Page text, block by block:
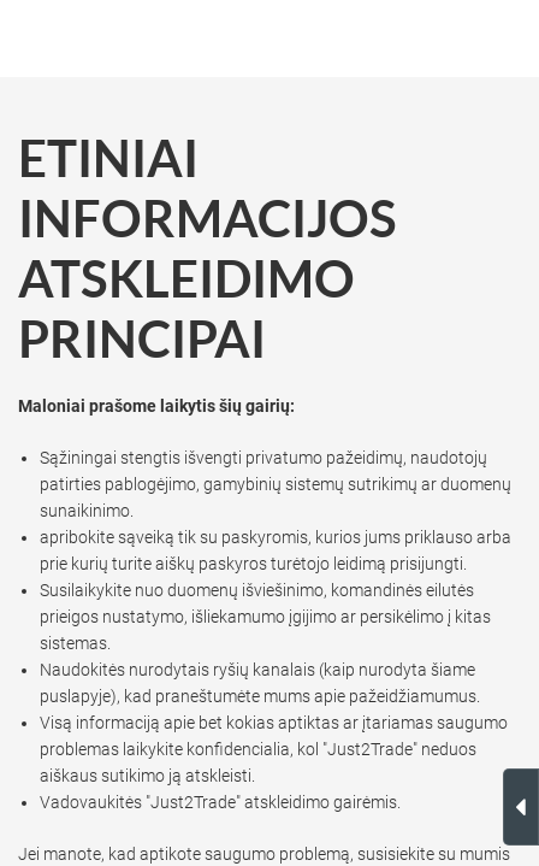
ETINIAI
INFORMACIJOS
ATSKLEIDIMO
PRINCIPAI
Maloniai prašome laikytis šių gairių:
Sąžiningai stengtis išvengti privatumo pažeidimų, naudotojų
patirties pablogėjimo, gamybinių sistemų sutrikimų ar duomenų
sunaikinimo.
apribokite sąveiką tik su paskyromis, kurios jums priklauso arba
prie kurių turite aiškų paskyros turėtojo leidimą prisijungti.
Susilaikykite nuo duomenų išviešinimo, komandinės eilutės
prieigos nustatymo, išliekamumo įgijimo ar persikėlimo į kitas
sistemas.
Naudokitės nurodytais ryšių kanalais (kaip nurodyta šiame
puslapyje), kad praneštumėte mums apie pažeidžiamumus.
Visą informaciją apie bet kokias aptiktas ar įtariamas saugumo
problemas laikykite konfidencialia, kol "Just2Trade" neduos
aiškaus sutikimo ją atskleisti.
Vadovaukitės "Just2Trade" atskleidimo gairėmis.
Jei manote, kad aptikote saugumo problemą, susisiekite su mumis